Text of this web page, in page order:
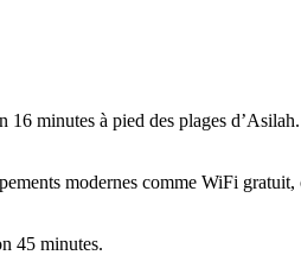
minutes à pied des plages d’Asilah.
modernes comme WiFi
45 minutes.